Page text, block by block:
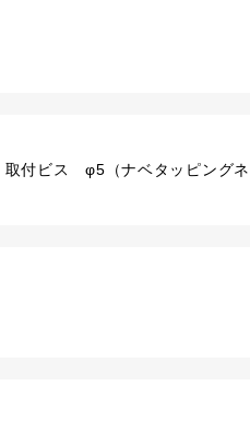
取付ビス φ5（ナベタッピング